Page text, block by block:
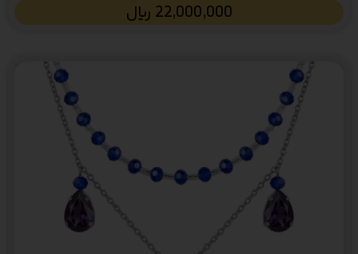
22,000,000 ﷼